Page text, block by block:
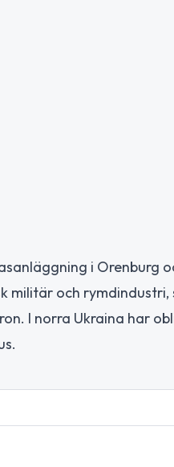
i Orenburg
militär och rymdindustri,
I norra Ukraina har